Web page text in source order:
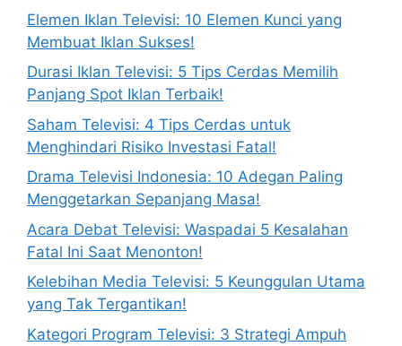
Elemen Iklan Televisi: 10 Elemen Kunci yang
Membuat Iklan Sukses!
Durasi Iklan Televisi: 5 Tips Cerdas Memilih
Panjang Spot Iklan Terbaik!
Saham Televisi: 4 Tips Cerdas untuk
Menghindari Risiko Investasi Fatal!
Drama Televisi Indonesia: 10 Adegan Paling
Menggetarkan Sepanjang Masa!
Acara Debat Televisi: Waspadai 5 Kesalahan
Fatal Ini Saat Menonton!
Kelebihan Media Televisi: 5 Keunggulan Utama
yang Tak Tergantikan!
Kategori Program Televisi: 3 Strategi Ampuh